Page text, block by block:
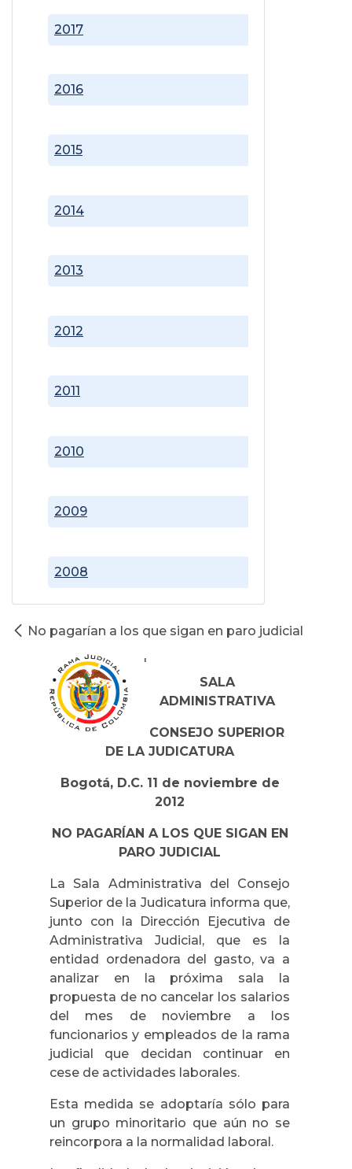
2008
2009
2010
2011
2012
2013
2014
2015
2016
2017
No pagarían a los que sigan en paro judicial
'
SALA
ADMINISTRATIVA
CONSEJO SUPERIOR
DE LA JUDICATURA
Bogotá, D.C. 11 de noviembre de
2012
NO PAGARÍAN A LOS QUE SIGAN EN
PARO JUDICIAL
La Sala Administrativa del Consejo
Superior de la Judicatura informa que,
junto con la Dirección Ejecutiva de
Administrativa Judicial, que es la
entidad ordenadora del gasto, va a
analizar en la próxima sala la
propuesta de no cancelar los salarios
del mes de noviembre a los
funcionarios y empleados de la rama
judicial que decidan continuar en
cese de actividades laborales.
Esta medida se adoptaría sólo para
un grupo minoritario que aún no se
reincorpora a la normalidad laboral.